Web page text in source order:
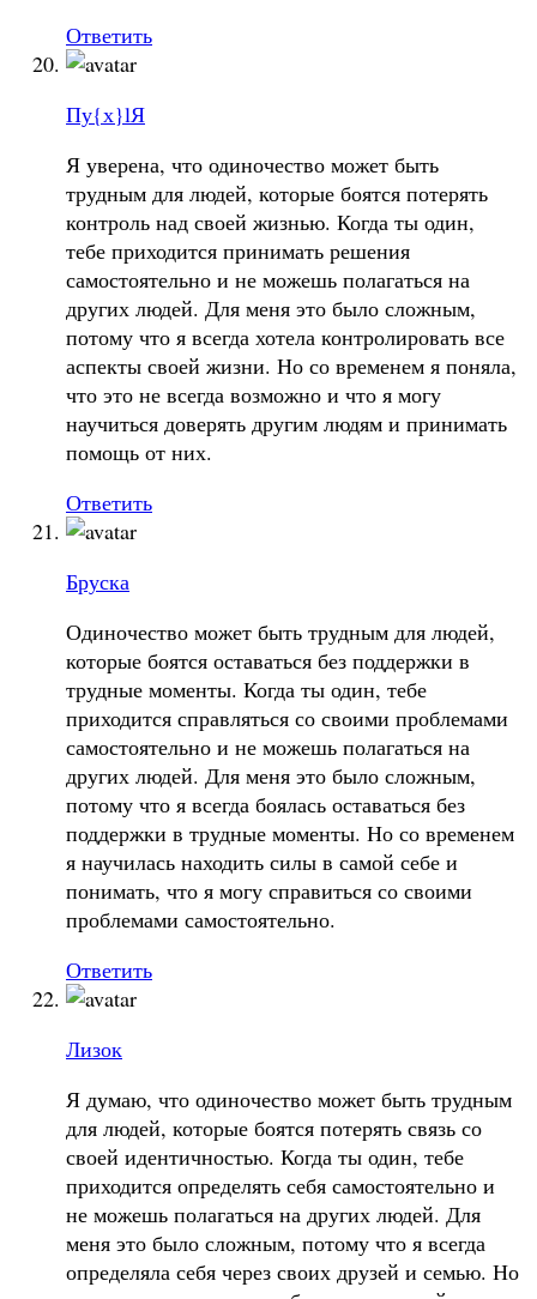
Ответить
Пу{х}lЯ
Я уверена, что одиночество может быть
трудным для людей, которые боятся потерять
контроль над своей жизнью. Когда ты один,
тебе приходится принимать решения
самостоятельно и не можешь полагаться на
других людей. Для меня это было сложным,
потому что я всегда хотела контролировать все
аспекты своей жизни. Но со временем я поняла,
что это не всегда возможно и что я могу
научиться доверять другим людям и принимать
помощь от них.
Ответить
Бруска
Одиночество может быть трудным для людей,
которые боятся оставаться без поддержки в
трудные моменты. Когда ты один, тебе
приходится справляться со своими проблемами
самостоятельно и не можешь полагаться на
других людей. Для меня это было сложным,
потому что я всегда боялась оставаться без
поддержки в трудные моменты. Но со временем
я научилась находить силы в самой себе и
понимать, что я могу справиться со своими
проблемами самостоятельно.
Ответить
Лизок
Я думаю, что одиночество может быть трудным
для людей, которые боятся потерять связь со
своей идентичностью. Когда ты один, тебе
приходится определять себя самостоятельно и
не можешь полагаться на других людей. Для
меня это было сложным, потому что я всегда
определяла себя через своих друзей и семью. Но